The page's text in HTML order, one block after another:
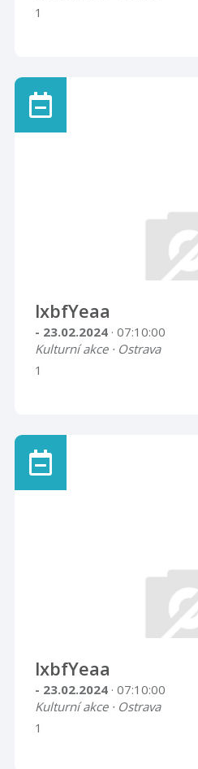
1
lxbfYeaa
- 23.02.2024 · 07:10:00
Kulturní akce · Ostrava
1
lxbfYeaa
- 23.02.2024 · 07:10:00
Kulturní akce · Ostrava
1